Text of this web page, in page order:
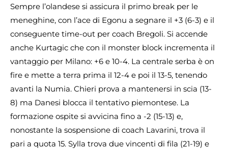
Sempre l’olandese si assicura il primo break per le
meneghine, con l’ace di Egonu a segnare il +3 (6-3) e il
conseguente time-out per coach Bregoli. Si accende
anche Kurtagic che con il monster block incrementa il
vantaggio per Milano: +6 e 10-4. La centrale serba è on
fire e mette a terra prima il 12-4 e poi il 13-5, tenendo
avanti la Numia. Chieri prova a mantenersi in scia (13-
8) ma Danesi blocca il tentativo piemontese. La
formazione ospite si avvicina fino a -2 (15-13) e,
nonostante la sospensione di coach Lavarini, trova il
pari a quota 15. Sylla trova due vincenti di fila (21-19) e